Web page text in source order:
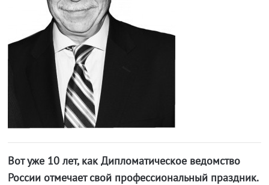
Вот уже 10 лет, как Дипломатическое ведомство
России отмечает свой профессиональный праздник.